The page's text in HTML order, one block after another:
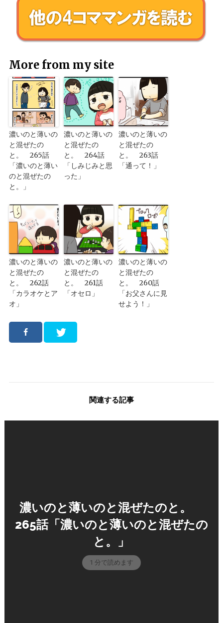
More from my site
濃いのと薄いの
と混ぜたの
と。 265話
「濃いのと薄い
のと混ぜたの
と。」
濃いのと薄いの
と混ぜたの
と。 264話
「しみじみと思
った」
濃いのと薄いの
と混ぜたの
と。 263話
「通って！」
濃いのと薄いの
と混ぜたの
と。 262話
「カラオケとア
オ」
濃いのと薄いの
と混ぜたの
と。 261話
「オセロ」
濃いのと薄いの
と混ぜたの
と。 260話
「お父さんに見
せよう！」
関連する記事
濃いのと薄いのと混ぜたのと。
265話「濃いのと薄いのと混ぜたの
と。」
1 分で読めます